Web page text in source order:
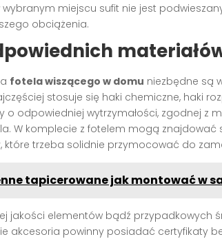
wybranym miejscu sufit nie jest
obciążenia.
fotela wiszącego w domu niezbędne są
stosuje się haki chemiczne, haki
o odpowiedniej wytrzymałości, zgodnej z
W komplecie z fotelem mogą znajdować
które trzeba solidnie przymocować do
tapicerowane jak montować w
jakości elementów bądź przypadkowych
akcesoria powinny posiadać certyfikaty